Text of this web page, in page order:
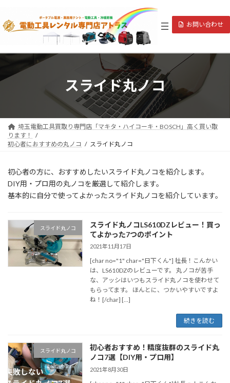
テ
へ
キ
ゲ
ョ
に
お問い合わせ
スライド丸ノコ
埼玉電動工具買取り専門店「マキタ・ハイコーキ・BOSCH」高く買い取
ります！
初心者におすすめの丸ノコ
スライド丸ノコ
初心者の方に、おすすめしたいスライド丸ノコを紹介します。
DIY用・プロ用の丸ノコを厳選して紹介します。
基本的に自分で使ってよかったスライド丸ノコを紹介しています。
スライド丸ノコ
スライド丸ノコLS610DZレビュー！買っ
てよかった7つのポイント
2021年11月17日
[char no="1" char="日下くん"] 社長！こんかい
は、LS610DZのレビューです。 丸ノコが苦手
な、アッシはいつもスライド丸ノコを使わせて
もらってます。 ほんとに、つかいやすいですよ
ね！[/char] […]
続きを読む
スライド丸ノコ
初心者おすすめ！精度抜群のスライド丸
ノコ7選【DIY用・プロ用】
2021年8月30日